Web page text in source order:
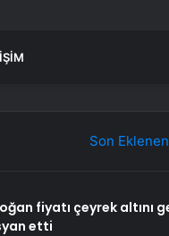
Son Eklenen
fiyatı çeyrek altını
etti